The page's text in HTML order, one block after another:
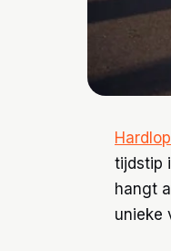
tijdstip
hangt
unieke